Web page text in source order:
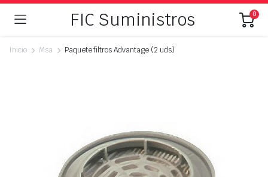
FIC Suministros 0
Inicio Msa Paquete filtros Advantage (2 uds)